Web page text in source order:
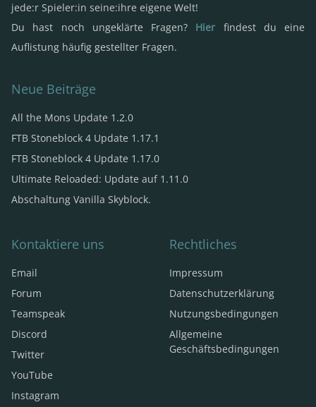
jede:r Spieler:in seine:ihre eigene Welt!
Du hast noch ungeklärte Fragen? Hier findest du eine
Auflistung häufig gestellter Fragen.
Neue Beiträge
All the Mons Update 1.2.0
FTB Stoneblock 4 Update 1.17.1
FTB Stoneblock 4 Update 1.17.0
Ultimate Reloaded: Update auf 1.11.0
Abschaltung Vanilla Skyblock.
Kontaktiere uns
Email
Forum
Teamspeak
Discord
Twitter
YouTube
Instagram
Rechtliches
Impressum
Datenschutzerklärung
Nutzungsbedingungen
Allgemeine
Geschäftsbedingungen